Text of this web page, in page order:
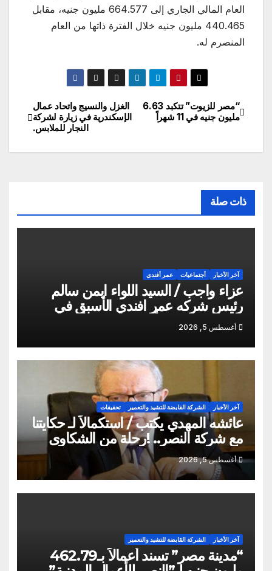
العام المالي الجاري إلى 664.577 مليون جنيه، مقابل
440.465 مليون جنيه خلال الفترة ذاتها من العام
المنصرم له.
تصفّح
الغزل والنسيج واتحاد عمال
الإسكندرية في زيارة لشركة
النجار للملابس.
“مصر للزيوت” تتكبد 6.63
مليون جنيه في 11 شهراً
ذات صلة
آخر الأخبار أجتماعيات عمر أفندي
عزاء واجب / السيد اللواء ايمن سالم
رئيس شركه عمر افندي الأسبق في
وفاه المغفور له أخو سيادته م أيمن سالم
أغسطس 5, 2026
آخر الأخبار الشركة القابضة للتشيد والتعمير تحقيقات
عائشه المهدي يكتب / استكمالاً لـ حكايتنا
مع شركة النصر.. !رحلة من الشكاوى
ومزيد من التعنت المستمر.. و لجوء
للقابضة إلى صدمة الكواليس!
أغسطس 5, 2026
آخر الأخبار الشركة القابضة للتشيد والتعمير
“مدينة مصر” تسند أعمالاً بـ462.79